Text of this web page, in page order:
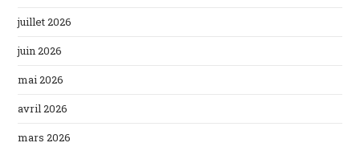
juillet 2026
juin 2026
mai 2026
avril 2026
mars 2026